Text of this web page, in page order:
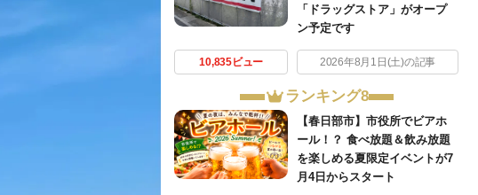
「ドラッグストア」がオープ
ン予定です
10,835ビュー 2026年8月1日(土)の記事
ランキング8
【春日部市】市役所でビアホ
ール！？ 食べ放題＆飲み放題
を楽しめる夏限定イベントが7
月4日からスタート